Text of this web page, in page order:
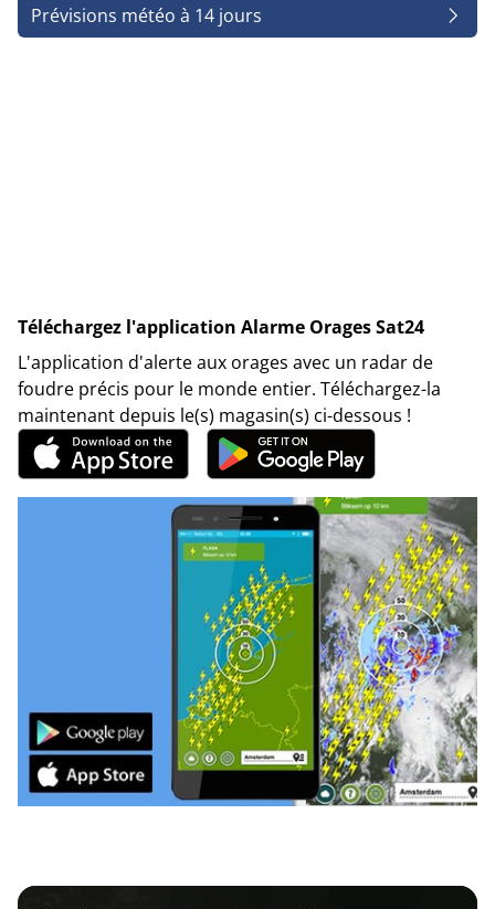
Prévisions météo à 14 jours
Téléchargez l'application Alarme Orages Sat24
L'application d'alerte aux orages avec un radar de
foudre précis pour le monde entier. Téléchargez-la
maintenant depuis le(s) magasin(s) ci-dessous !